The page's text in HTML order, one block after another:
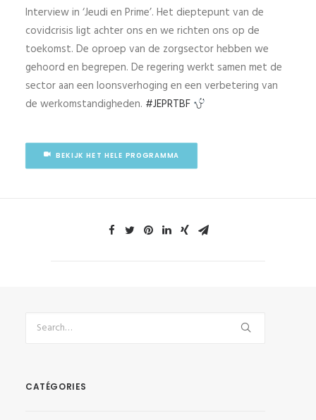
Interview in ‘Jeudi en Prime’. Het dieptepunt van de
covidcrisis ligt achter ons en we richten ons op de
toekomst. De oproep van de zorgsector hebben we
gehoord en begrepen. De regering werkt samen met de
sector aan een loonsverhoging en een verbetering van
de werkomstandigheden. #JEPRTBF
BEKIJK HET HELE PROGRAMMA
CATÉGORIES